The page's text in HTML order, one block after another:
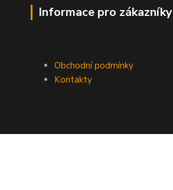
Informace pro zákazníky
Obchodní podmínky
Kontakty